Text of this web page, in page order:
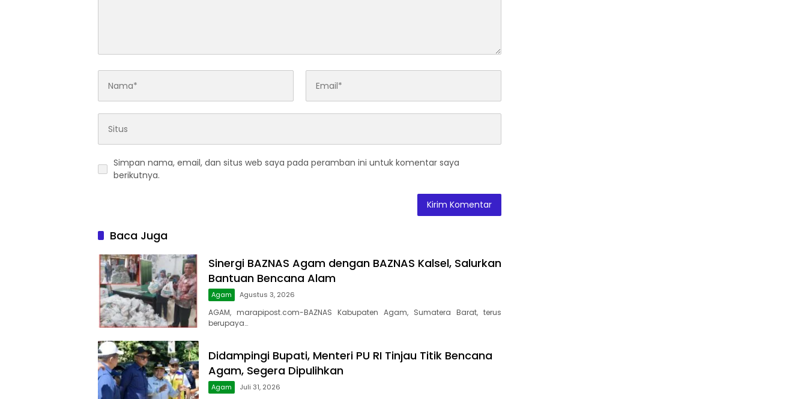
Simpan nama, email, dan situs web saya pada peramban ini untuk komentar saya
berikutnya.
Baca Juga
Sinergi BAZNAS Agam dengan BAZNAS Kalsel, Salurkan
Bantuan Bencana Alam
Agam Agustus 3, 2026
AGAM, marapipost.com-BAZNAS Kabupaten Agam, Sumatera Barat, terus
berupaya…
Didampingi Bupati, Menteri PU RI Tinjau Titik Bencana
Agam, Segera Dipulihkan
Agam Juli 31, 2026